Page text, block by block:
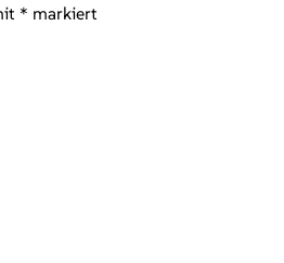
* markiert